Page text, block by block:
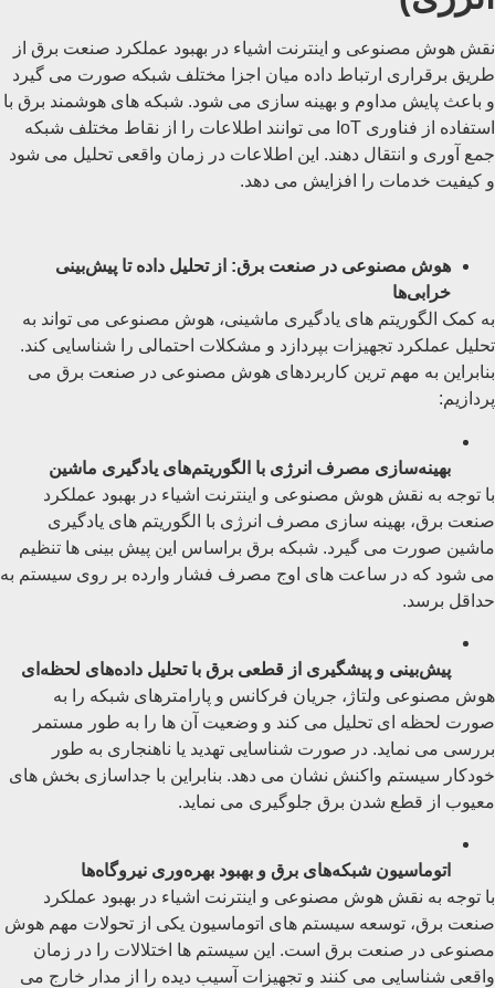
نقش هوش مصنوعی و اینترنت اشیاء در بهبود عملکرد صنعت برق از
طریق برقراری ارتباط داده میان اجزا مختلف شبکه صورت می گیرد
و باعث پایش مداوم و بهینه ‌سازی می شود. شبکه‌ های هوشمند برق با
استفاده از فناوری IoT می توانند اطلاعات را از نقاط مختلف شبکه
جمع آوری و انتقال دهند. این اطلاعات در زمان واقعی تحلیل می شود
و کیفیت خدمات را افزایش می دهد.
هوش مصنوعی در صنعت برق: از تحلیل داده تا پیش‌بینی
خرابی‌ها
به کمک الگوریتم ‌های یادگیری ماشینی، هوش مصنوعی می ‌تواند به
تحلیل عملکرد تجهیزات بپردازد و مشکلات احتمالی را شناسایی کند.
بنابراین به مهم ترین کاربردهای هوش مصنوعی در صنعت برق می
پردازیم:
بهینه‌سازی مصرف انرژی با الگوریتم‌های یادگیری ماشین
با توجه به نقش هوش مصنوعی و اینترنت اشیاء در بهبود عملکرد
صنعت برق، بهینه ‌سازی مصرف انرژی با الگوریتم ‌های یادگیری
ماشین صورت می گیرد. شبکه برق براساس این پیش بینی ها تنظیم
می شود که در ساعت های اوج مصرف فشار وارده بر روی سیستم به
حداقل برسد.
پیش‌بینی و پیشگیری از قطعی برق با تحلیل داده‌های لحظه‌ای
هوش مصنوعی ولتاژ، جریان فرکانس و پارامترهای شبکه را به
صورت لحظه ای تحلیل می کند و وضعیت آن ها را به طور مستمر
بررسی می نماید. در صورت شناسایی تهدید یا ناهنجاری به طور
خودکار سیستم واکنش نشان می دهد. بنابراین با جداسازی بخش های
معیوب از قطع شدن برق جلوگیری می نماید.
اتوماسیون شبکه‌های برق و بهبود بهره‌وری نیروگاه‌ها
با توجه به نقش هوش مصنوعی و اینترنت اشیاء در بهبود عملکرد
صنعت برق، توسعه سیستم های اتوماسیون یکی از تحولات مهم هوش
مصنوعی در صنعت برق است. این سیستم ها اختلالات را در زمان
واقعی شناسایی می کنند و تجهیزات آسیب دیده را از مدار خارج می